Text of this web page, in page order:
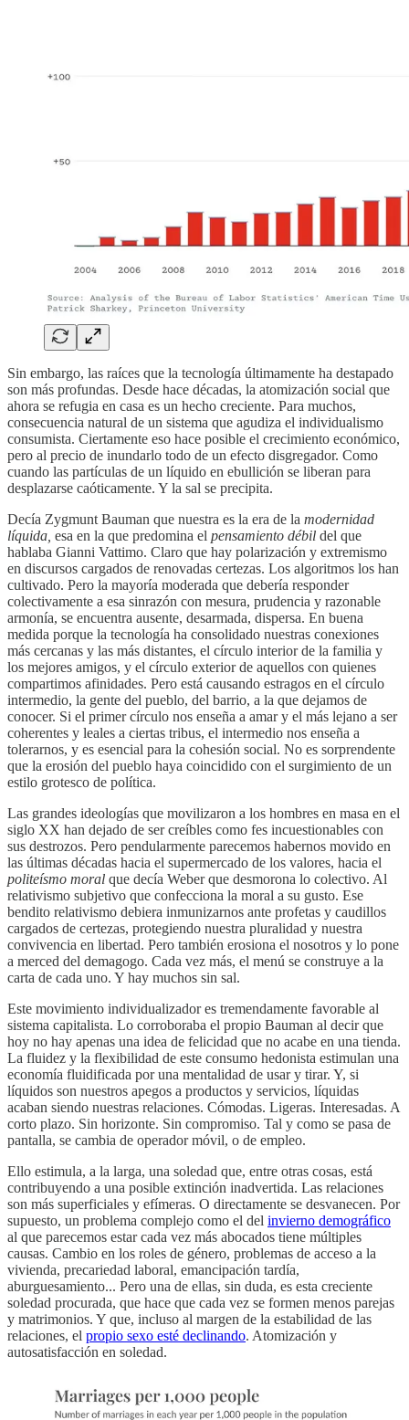
Sin embargo, las raíces que la tecnología últimamente ha destapado
son más profundas. Desde hace décadas, la atomización social que
ahora se refugia en casa es un hecho creciente. Para muchos,
consecuencia natural de un sistema que agudiza el individualismo
consumista. Ciertamente eso hace posible el crecimiento económico,
pero al precio de inundarlo todo de un efecto disgregador. Como
cuando las partículas de un líquido en ebullición se liberan para
desplazarse caóticamente. Y la sal se precipita.
Decía Zygmunt Bauman que nuestra es la era de la modernidad
líquida, esa en la que predomina el pensamiento débil del que
hablaba Gianni Vattimo. Claro que hay polarización y extremismo
en discursos cargados de renovadas certezas. Los algoritmos los han
cultivado. Pero la mayoría moderada que debería responder
colectivamente a esa sinrazón con mesura, prudencia y razonable
armonía, se encuentra ausente, desarmada, dispersa. En buena
medida porque la tecnología ha consolidado nuestras conexiones
más cercanas y las más distantes, el círculo interior de la familia y
los mejores amigos, y el círculo exterior de aquellos con quienes
compartimos afinidades. Pero está causando estragos en el círculo
intermedio, la gente del pueblo, del barrio, a la que dejamos de
conocer. Si el primer círculo nos enseña a amar y el más lejano a ser
coherentes y leales a ciertas tribus, el intermedio nos enseña a
tolerarnos, y es esencial para la cohesión social. No es sorprendente
que la erosión del pueblo haya coincidido con el surgimiento de un
estilo grotesco de política.
Las grandes ideologías que movilizaron a los hombres en masa en el
siglo XX han dejado de ser creíbles como fes incuestionables con
sus destrozos. Pero pendularmente parecemos habernos movido en
las últimas décadas hacia el supermercado de los valores, hacia el
politeísmo moral que decía Weber que desmorona lo colectivo. Al
relativismo subjetivo que confecciona la moral a su gusto. Ese
bendito relativismo debiera inmunizarnos ante profetas y caudillos
cargados de certezas, protegiendo nuestra pluralidad y nuestra
convivencia en libertad. Pero también erosiona el nosotros y lo pone
a merced del demagogo. Cada vez más, el menú se construye a la
carta de cada uno. Y hay muchos sin sal.
Este movimiento individualizador es tremendamente favorable al
sistema capitalista. Lo corroboraba el propio Bauman al decir que
hoy no hay apenas una idea de felicidad que no acabe en una tienda.
La fluidez y la flexibilidad de este consumo hedonista estimulan una
economía fluidificada por una mentalidad de usar y tirar. Y, si
líquidos son nuestros apegos a productos y servicios, líquidas
acaban siendo nuestras relaciones. Cómodas. Ligeras. Interesadas. A
corto plazo. Sin horizonte. Sin compromiso. Tal y como se pasa de
pantalla, se cambia de operador móvil, o de empleo.
Ello estimula, a la larga, una soledad que, entre otras cosas, está
contribuyendo a una posible extinción inadvertida. Las relaciones
son más superficiales y efímeras. O directamente se desvanecen. Por
supuesto, un problema complejo como el del invierno demográfico
al que parecemos estar cada vez más abocados tiene múltiples
causas. Cambio en los roles de género, problemas de acceso a la
vivienda, precariedad laboral, emancipación tardía,
aburguesamiento... Pero una de ellas, sin duda, es esta creciente
soledad procurada, que hace que cada vez se formen menos parejas
y matrimonios. Y que, incluso al margen de la estabilidad de las
relaciones, el propio sexo esté declinando. Atomización y
autosatisfacción en soledad.